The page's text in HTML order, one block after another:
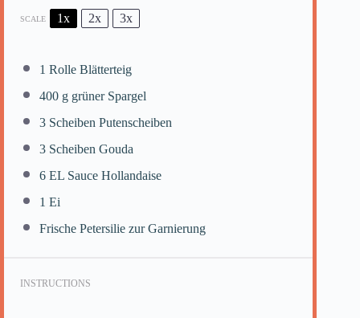
SCALE 1x 2x 3x
1 Rolle Blätterteig
400 g grüner Spargel
3 Scheiben Putenscheiben
3 Scheiben Gouda
6 EL Sauce Hollandaise
1 Ei
Frische Petersilie zur Garnierung
INSTRUCTIONS